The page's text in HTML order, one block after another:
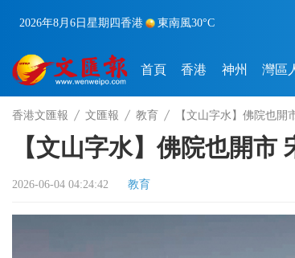
2026年8月6日 星期四香港 東南風30°C
首頁 香港 神州 灣區
香港文匯報 文匯報 教育 【文山字水】佛院也開
【文山字水】佛院也開市
2026-06-04 04:24:42 教育